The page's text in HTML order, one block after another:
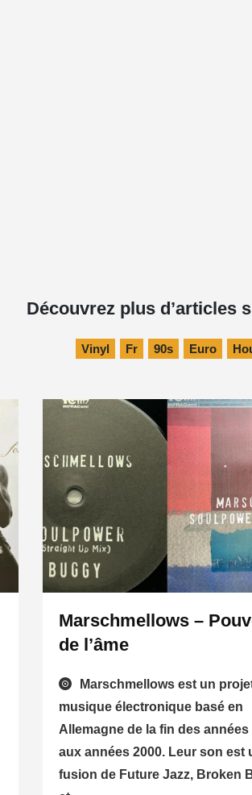
Découvrez plus d’articles
Vinyl Fr 90s Euro
Marschmellows –
de l’âme
Marschmellows est un
musique électronique basé en
Allemagne de la fin des années
aux années 2000. Leur son est
fusion de Future Jazz, Broken